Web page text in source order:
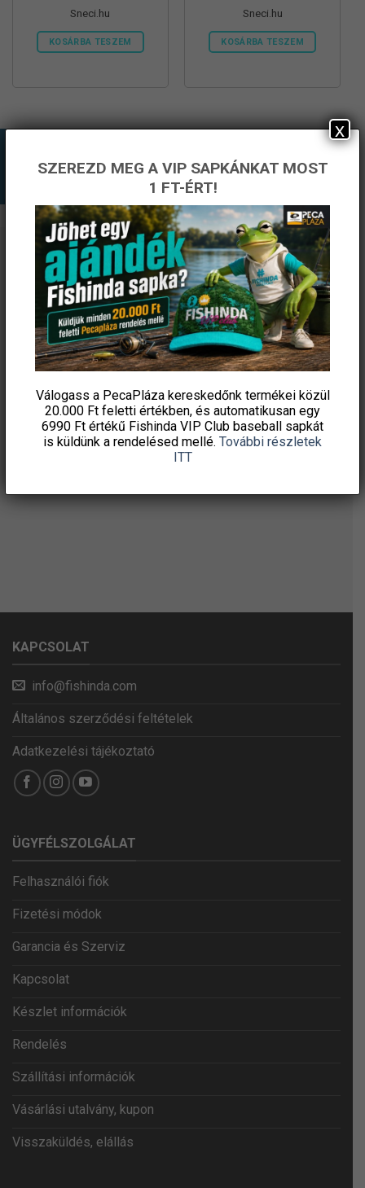
Sneci.hu
KOSÁRBA TESZEM
Sneci.hu
KOSÁRBA TESZEM
ÉRTESÜLJ ELSŐKÉNT! IRATKOZZ FEL A
HÍRLEVELÜNKRE!
KAPCSOLAT
info@fishinda.com
Általános szerződési feltételek
Adatkezelési tájékoztató
ÜGYFÉLSZOLGÁLAT
Felhasználói fiók
Fizetési módok
Garancia és Szerviz
Kapcsolat
Készlet információk
Rendelés
Szállítási információk
Vásárlási utalvány, kupon
Visszaküldés, elállás
SZEREZD MEG A VIP SAPKÁNKAT MOST
1 FT-ÉRT!
Válogass a PecaPláza kereskedőnk termékei közül
20.000 Ft feletti értékben, és automatikusan egy
6990 Ft értékű Fishinda VIP Club baseball sapkát
is küldünk a rendelésed mellé. További részletek
ITT
x